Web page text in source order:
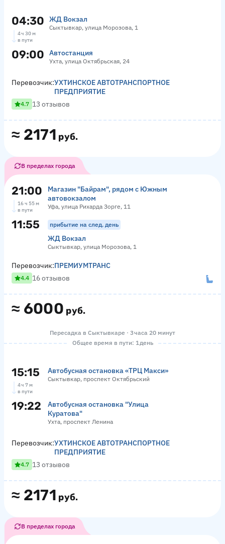
04:30 ЖД Вокзал
Сыктывкар, улица Морозова, 1
4 ч 30 м
в пути
09:00 Автостанция
Ухта, улица Октябрьская, 24
≈ 2171 руб.
Перевозчик:УХТИНСКОЕ АВТОТРАНСПОРТНОЕ
ПРЕДПРИЯТИЕ
4.7 13 отзывов
В пределах города
21:00
Магазин "Байрам", рядом с Южным
автовокзалом
Уфа, улица Рихарда Зорге, 11
16 ч 55 м
в пути
11:55 прибытие на след. день
ЖД Вокзал
Сыктывкар, улица Морозова, 1
≈ 6000 руб.
Перевозчик:ПРЕМИУМТРАНС
4.4 16 отзывов
Пересадка в Сыктывкаре · 3 часа 20 минут
Общее время в пути: 1 день
15:15 Автобусная остановка «ТРЦ Макси»
Сыктывкар, проспект Октябрьский
4 ч 7 м
в пути
19:22
Автобусная остановка "Улица
Куратова"
Ухта, проспект Ленина
≈ 2171 руб.
Перевозчик:УХТИНСКОЕ АВТОТРАНСПОРТНОЕ
ПРЕДПРИЯТИЕ
4.7 13 отзывов
В пределах города